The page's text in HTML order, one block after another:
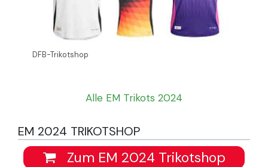
DFB-Trikotshop
Alle EM Trikots 2024
EM 2024 TRIKOTSHOP
Zum EM 2024 Trikotshop